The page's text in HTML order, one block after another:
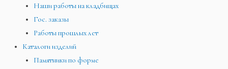
Наши работы на кладбищах
Гос. заказы
Работы прошлых лет
Каталоги изделий
Памятники по форме